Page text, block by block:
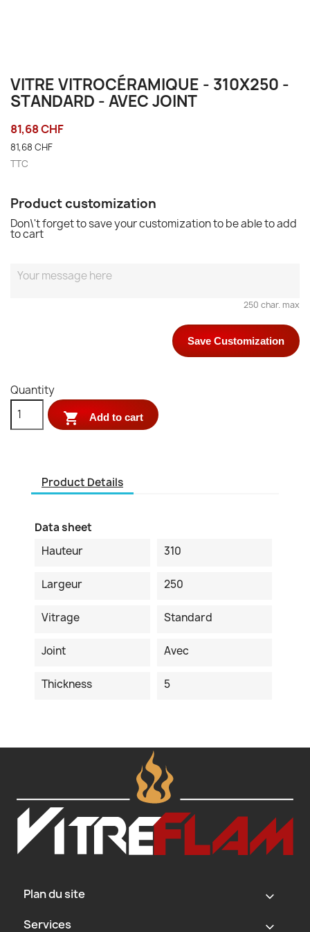
VITRE VITROCÉRAMIQUE - 310X250 -
STANDARD - AVEC JOINT
81,68 CHF
81,68 CHF
TTC
Product customization
Don\'t forget to save your customization to be able to add
to cart
250 char. max
Save Customization
Quantity
 Add to cart
Product Details
Data sheet
Hauteur
310
Largeur 250
Vitrage Standard
Joint Avec
Thickness 5
Plan du site ‹
Services ‹